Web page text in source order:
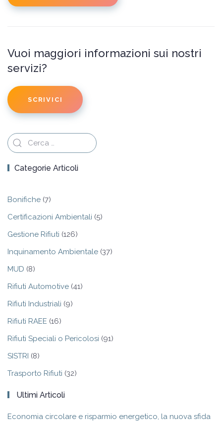
Vuoi maggiori informazioni sui nostri
servizi?
SCRIVICI
Categorie Articoli
Bonifiche (7)
Certificazioni Ambientali (5)
Gestione Rifiuti (126)
Inquinamento Ambientale (37)
MUD (8)
Rifiuti Automotive (41)
Rifiuti Industriali (9)
Rifiuti RAEE (16)
Rifiuti Speciali o Pericolosi (91)
SISTRI (8)
Trasporto Rifiuti (32)
Ultimi Articoli
Economia circolare e risparmio energetico, la nuova sfida